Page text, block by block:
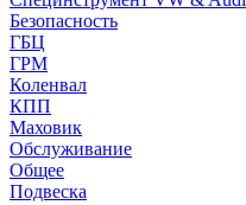
Безопасность
ГБЦ
ГРМ
Коленвал
КПП
Маховик
Обслуживание
Общее
Подвеска